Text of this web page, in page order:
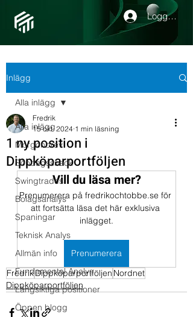
Logga in
Inlägg
Alla inlägg
Morgonbrev
Söndagssnack
Swingtrades
Bolagsanalys
Spaningar
Teknisk Analys
Allmän info
Fundamental Analys
Långsiktiga positioner
Öppen blogg
Alla inlägg
1 ny position i
Dippköparportföljen
Fredrik
15 okt. 2024 1 min läsning
Vill du läsa mer?
Prenumerera på fredrikochtobbe.se för
att fortsätta läsa det här exklusiva
inlägget.
Prenumerera
FredrikDippköparportföljen Nordnet
Dippköparportföljen